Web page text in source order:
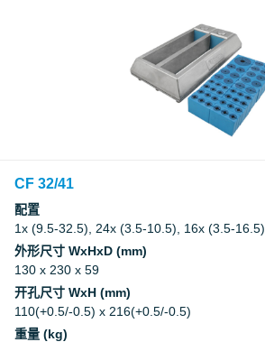
CF 32/41
配置
1x (9.5-32.5), 24x (3.5-10.5), 16x (3.5-16.5)
外形尺寸 WxHxD (mm)
130 x 230 x 59
开孔尺寸 WxH (mm)
110(+0.5/-0.5) x 216(+0.5/-0.5)
重量 (kg)